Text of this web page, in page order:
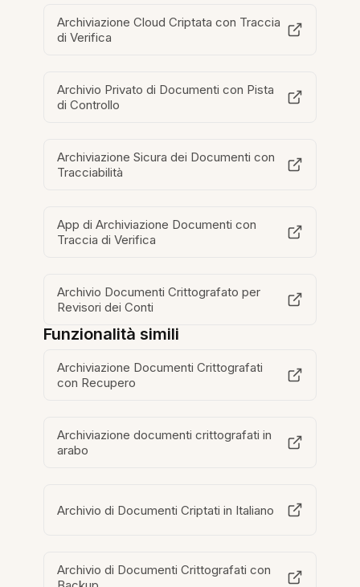
Archiviazione Cloud Criptata con Traccia
di Verifica
Archivio Privato di Documenti con Pista
di Controllo
Archiviazione Sicura dei Documenti con
Tracciabilità
App di Archiviazione Documenti con
Traccia di Verifica
Archivio Documenti Crittografato per
Revisori dei Conti
Funzionalità simili
Archiviazione Documenti Crittografati
con Recupero
Archiviazione documenti crittografati in
arabo
Archivio di Documenti Criptati in Italiano
Archivio di Documenti Crittografati con